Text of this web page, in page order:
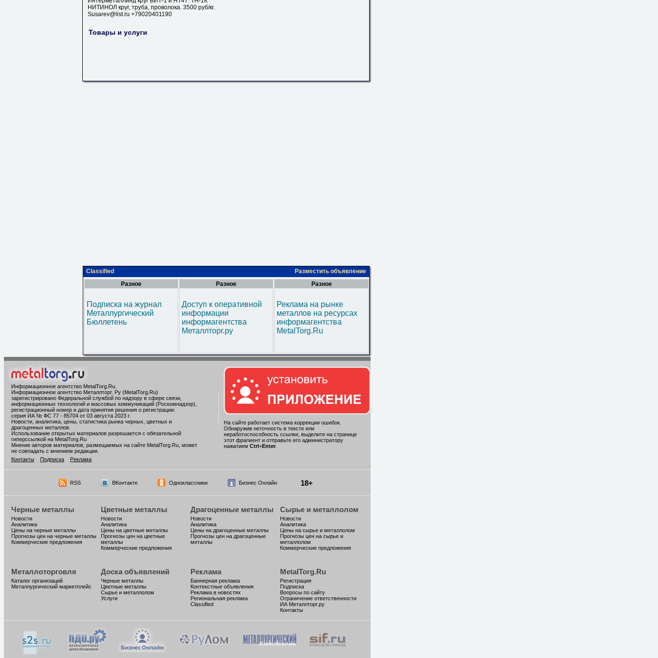
НИТИНОЛ круг, труба, проволока. 3500 руб/кг.
Susarev@list.ru +79020401190
Товары и услуги
Classified
Разместить объявление
Разное
Подписка на журнал
Металлургический
Бюллетень
Разное
Доступ к оперативной
информации
информагентства
Металлторг.ру
Разное
Реклама на рынке
металлов на ресурсах
информагентства
MetalTorg.Ru
Информационное агентство MetalTorg.Ru
Информационное агентство Металлторг. Ру (MetalTorg.Ru)
зарегистрировано Федеральной службой по надзору в сфере связи,
информационных технологий и массовых коммуникаций (Роскомнадзор),
регистрационный номер и дата принятия решения о регистрации:
серия ИА № ФС 77 - 85704 от 03 августа 2023 г.
Новости, аналитика, цены, статистика рынка черных, цветных и
драгоценных металлов.
Использование открытых материалов разрешается с обязательной
гиперссылкой на MetalTorg.Ru
Мнение авторов материалов, размещаемых на сайте MetalTorg.Ru, может
не совпадать с мнением редакции.
Контакты
Подписка Реклама
На сайте работает система коррекции ошибок.
Обнаружив неточность в тексте или
неработоспособность ссылки, выделите на странице
этот фрагмент и отправьте его администратору
нажатием Ctrl +Enter.
RSS ВКонтакте Одноклассники Бизнес Онлайн 18+
Черные металлы
Новости
Аналитика
Цены на черные металлы
Прогнозы цен на черные металлы
Коммерческие предложения
Цветные металлы
Новости
Аналитика
Цены на цветные металлы
Прогнозы цен на цветные
металлы
Коммерческие предложения
Драгоценные металлы
Новости
Аналитика
Цены на драгоценные металлы
Прогнозы цен на драгоценные
металлы
Сырье и металлолом
Новости
Аналитика
Цены на сырье и металлолом
Прогнозы цен на сырье и
металлолом
Коммерческие предложения
Металлоторговля
Каталог организаций
Металлургический маркетплейс
Доска объявлений
Черные металлы
Цветные металлы
Сырье и металлолом
Услуги
Реклама
Баннерная реклама
Контекстные объявления
Реклама в новостях
Региональная реклама
Classified
MetalTorg.Ru
Регистрация
Подписка
Вопросы по сайту
Ограничение ответственности
ИА Металлторг.ру
Контакты